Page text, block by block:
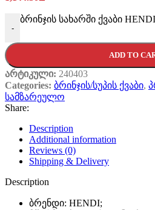
-
ბრინჯის სახარში ქვაბი
ADD TO
არტიკული: 240403
Categories: ბრინჯის/სუპის ქვაბი,
სამზარეულო
Share:
Description
Additional information
Reviews (0)
Shipping & Delivery
Description
ბრენდი: HENDI;